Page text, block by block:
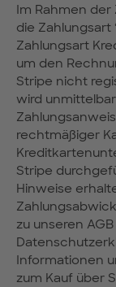
Im Rahmen
die Zahlungsart
Zahlungsart
um den
Stripe nicht
wird
rechtmäßiger
Stripe
Hinweise
zu unseren
Informationen
zum Kauf über